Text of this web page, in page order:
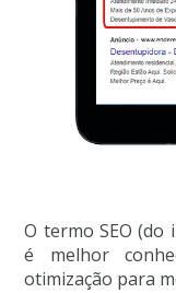
O termo SEO (do
é melhor
otimização para